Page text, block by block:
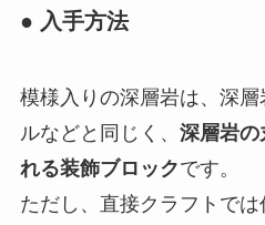
● 入手方法
模様入りの深層岩は、深
ルなどと同じく、 深層岩の
れる装飾ブロックです。
ただし、直接クラフトでは